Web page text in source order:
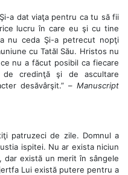
a dat viaţa pentru ca tu să fii
lucru în care eu şi cu tine
nu ceda Şi-a petrecut nopţi
cu Tatăl Său. Hristos nu
nu a făcut posibil ca fiecare
credinţă şi de ascultare
desăvârşit.” – Manuscript
patruzeci de zile. Domnul a
ispitei. Nu ar exista niciun
dar există un merit în sângele
Lui există putere pentru a